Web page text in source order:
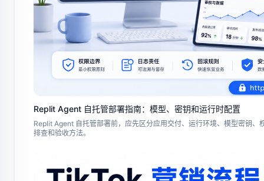
Replit Agent 自托管部署指南：模型、密钥和运行时配置
Replit Agent 自托管部署前，应先区分应用交付、运行环境、模型密钥
排查和验收方法。